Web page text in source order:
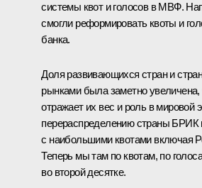
системы квот и голосов в МВФ.
смогли реформировать квоты и
банка.
Доля развивающихся стран и
рынками была заметно увеличена,
отражает их вес и роль в мировой
перераспределению страны БРИК
с наибольшими квотами включая
Теперь мы там по квотам, по
во второй десятке.